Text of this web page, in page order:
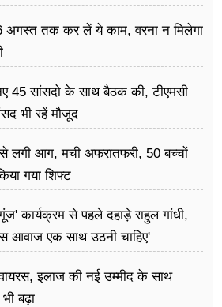
तक कर लें ये काम, वरना न मिलेगा
45 सांसदो के साथ बैठक की, टीएमसी
भी रहें मौजूद
से लगी आग, मची अफरातफरी, 50 बच्चों
गया शिफ्ट
कार्यक्रम से पहले दहाड़े राहुल गांधी,
आवाज एक साथ उठनी चाहिए'
इलाज की नई उम्मीद के साथ
बढ़ा